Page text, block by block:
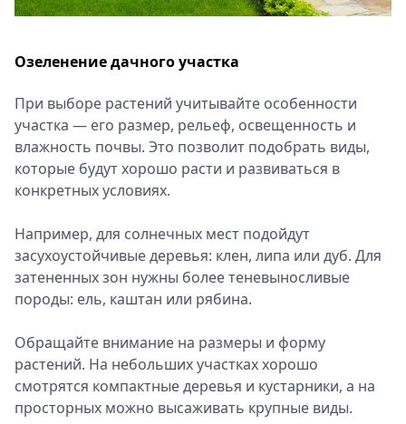
Озеленение дачного участка
При выборе растений учитывайте особенности
участка ― его размер, рельеф, освещенность и
влажность почвы. Это позволит подобрать виды,
которые будут хорошо расти и развиваться в
конкретных условиях.
Например, для солнечных мест подойдут
засухоустойчивые деревья: клен, липа или дуб. Для
затененных зон нужны более теневыносливые
породы: ель, каштан или рябина.
Обращайте внимание на размеры и форму
растений. На небольших участках хорошо
смотрятся компактные деревья и кустарники, а на
просторных можно высаживать крупные виды.